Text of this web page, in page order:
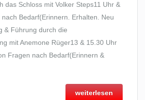
das Schloss mit Volker Steps11 Uhr &
Bedarf(Erinnern. Erhalten. Neu
& Führung durch die
mit Anemone Rüger13 & 15.30 Uhr
Fragen nach Bedarf(Erinnern &
weiterlesen